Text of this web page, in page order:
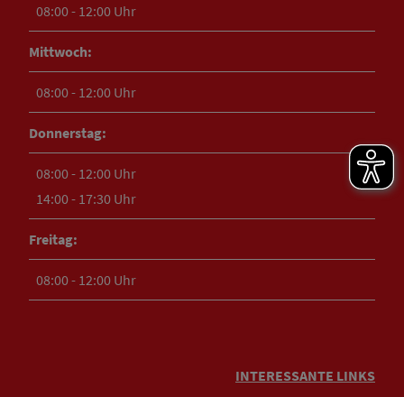
08:00 - 12:00 Uhr
Mittwoch:
08:00 - 12:00 Uhr
Donnerstag:
08:00 - 12:00 Uhr
14:00 - 17:30 Uhr
Freitag:
08:00 - 12:00 Uhr
INTERESSANTE LINKS